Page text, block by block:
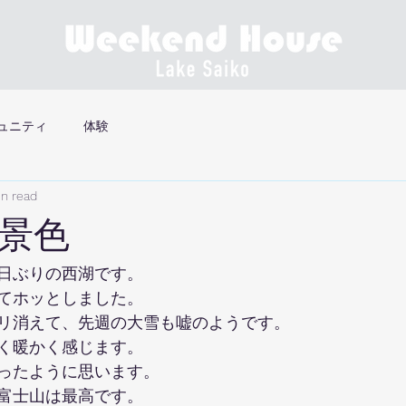
ニティ 体験
色
read
ぶりの西湖です。
ホッとしました。
消えて、先週の大雪も嘘のようです。
暖かく感じます。
たように思います。
士山は最高です。